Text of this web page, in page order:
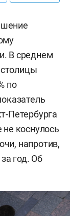
В среднем
по
Петербурга
коснулось
напротив,
год. Об